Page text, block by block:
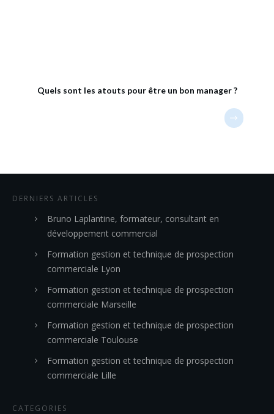
Quels sont les atouts pour être un bon manager ?
DERNIERS ARTICLES
Bruno Laplantine, formateur, consultant en
développement commercial
Formation gestion et technique de prospection
commerciale Lyon
Formation gestion et technique de prospection
commerciale Marseille
Formation gestion et technique de prospection
commerciale Toulouse
Formation gestion et technique de prospection
commerciale Lille
CATEGORIES